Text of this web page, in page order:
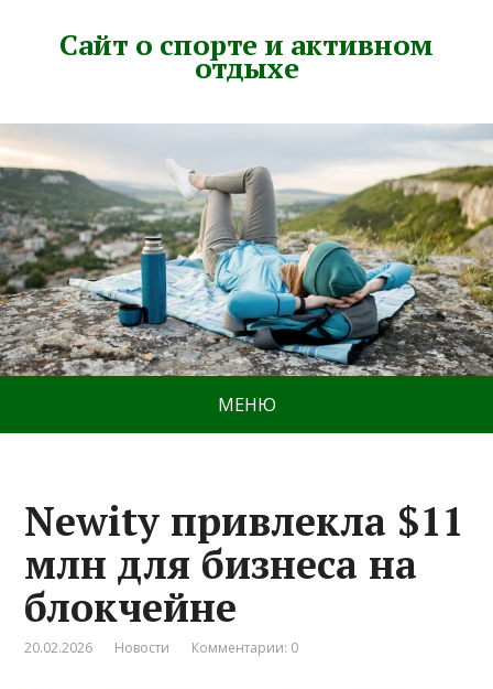
Сайт о спорте и активном
отдыхе
МЕНЮ
Newity привлекла $11
млн для бизнеса на
блокчейне
20.02.2026 Новости Комментарии: 0